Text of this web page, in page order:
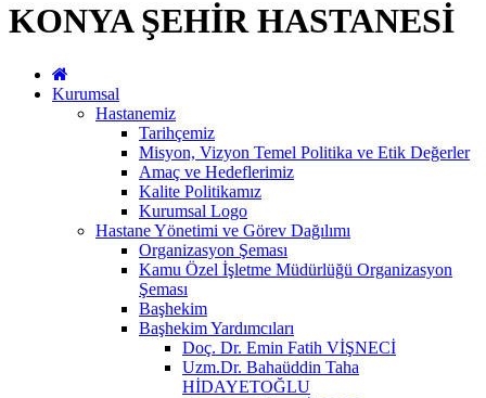
KONYA ŞEHİR HASTANESİ
Kurumsal
Hastanemiz
Tarihçemiz
Misyon, Vizyon Temel Politika ve Etik Değerler
Amaç ve Hedeflerimiz
Kalite Politikamız
Kurumsal Logo
Hastane Yönetimi ve Görev Dağılımı
Organizasyon Şeması
Kamu Özel İşletme Müdürlüğü Organizasyon
Şeması
Başhekim
Başhekim Yardımcıları
Doç. Dr. Emin Fatih VİŞNECİ
Uzm.Dr. Bahaüddin Taha
HİDAYETOĞLU